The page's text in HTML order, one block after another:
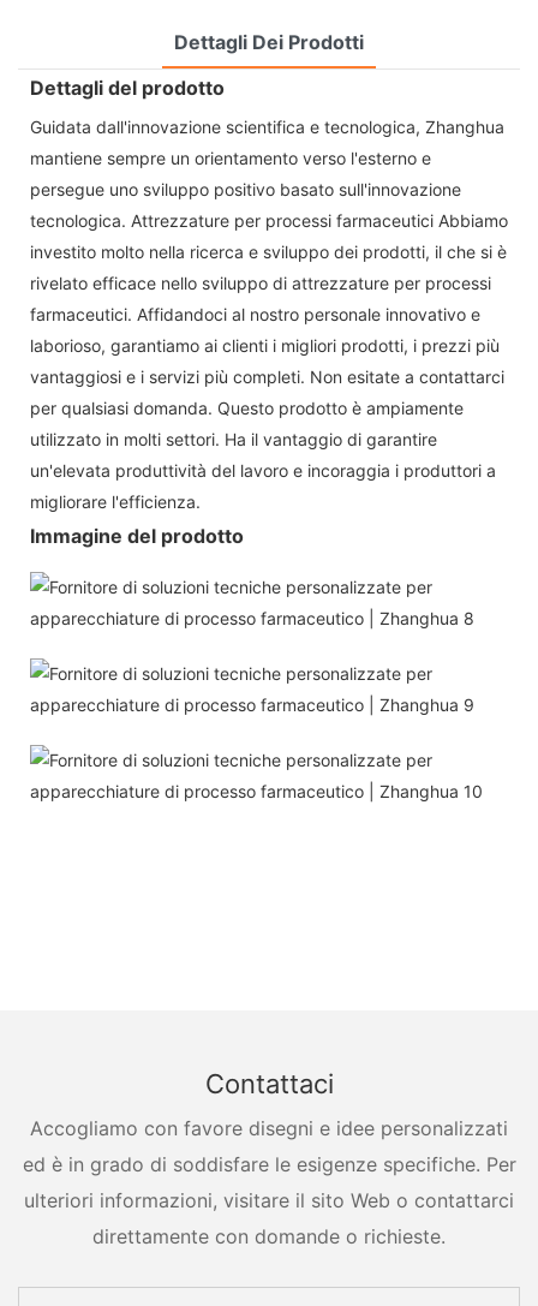
Dettagli Dei Prodotti
Dettagli del prodotto
Guidata dall'innovazione scientifica e tecnologica, Zhanghua
mantiene sempre un orientamento verso l'esterno e
persegue uno sviluppo positivo basato sull'innovazione
tecnologica. Attrezzature per processi farmaceutici Abbiamo
investito molto nella ricerca e sviluppo dei prodotti, il che si è
rivelato efficace nello sviluppo di attrezzature per processi
farmaceutici. Affidandoci al nostro personale innovativo e
laborioso, garantiamo ai clienti i migliori prodotti, i prezzi più
vantaggiosi e i servizi più completi. Non esitate a contattarci
per qualsiasi domanda. Questo prodotto è ampiamente
utilizzato in molti settori. Ha il vantaggio di garantire
un'elevata produttività del lavoro e incoraggia i produttori a
migliorare l'efficienza.
Immagine del prodotto
Contattaci
Accogliamo con favore disegni e idee personalizzati
ed è in grado di soddisfare le esigenze specifiche. Per
ulteriori informazioni, visitare il sito Web o contattarci
direttamente con domande o richieste.